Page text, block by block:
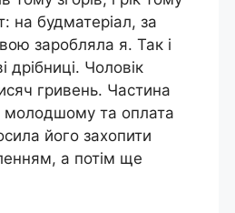
на будматеріал, за
заробляла я. Так і
Чоловік
гривень. Частина
молодшому та оплата
його захопити
а потім ще